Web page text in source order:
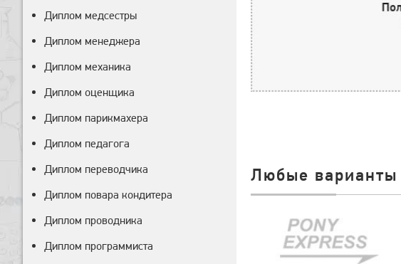
Любые варианты
Диплом медсестры
Диплом менеджера
Диплом механика
Диплом оценщика
Диплом парикмахера
Диплом педагога
Диплом переводчика
Диплом повара кондитера
Диплом проводника
Диплом программиста